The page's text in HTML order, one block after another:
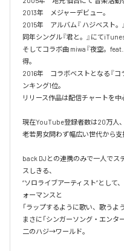
2013年　メジャーデビュー。
2015年　アルバム『 ハジベスト。
同年シングル『君と。』にて
そしてコラボ曲 miwa『夜空。
得。
2016年　コラボベストとなる『コ
ンキング1位。
リリース作品は配信チャートを中
現在YouTube登録者数は20万人
老若男女問わず幅広い世代から支
back DJとの連携のみで一人でス
スしきる、
“ソロライブアーティスト”として
ォーマンスと
「ラップするように歌い、歌うよ
まさに「シンガーソング・エンタ
二のハジ→ワールド。